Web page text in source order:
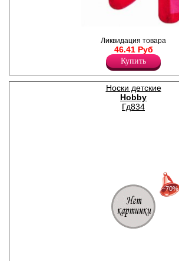
принтом (2 пары).
Хлопок 76%
Полиэстер 21%
Лайкра 3%
Ликвидация товара
46.41 Руб
Купить
Носки детские
Hobby
Гд834
с 22-07-2026 по 28-07-2026
с 29-07-2026 по 04-08-2026
с 05-08-2026 по 11-08-2026
−70%